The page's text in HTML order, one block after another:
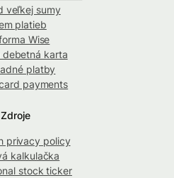
veľkej sumy
platieb
Wise
debetná karta
platby
payments
Zdroje
privacy policy
kalkulačka
stock ticker